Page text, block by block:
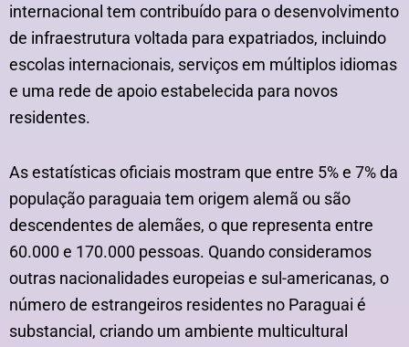
internacional tem contribuído para o desenvolvimento
de infraestrutura voltada para expatriados, incluindo
escolas internacionais, serviços em múltiplos idiomas
e uma rede de apoio estabelecida para novos
residentes.
As estatísticas oficiais mostram que entre 5% e 7% da
população paraguaia tem origem alemã ou são
descendentes de alemães, o que representa entre
60.000 e 170.000 pessoas. Quando consideramos
outras nacionalidades europeias e sul-americanas, o
número de estrangeiros residentes no Paraguai é
substancial, criando um ambiente multicultural